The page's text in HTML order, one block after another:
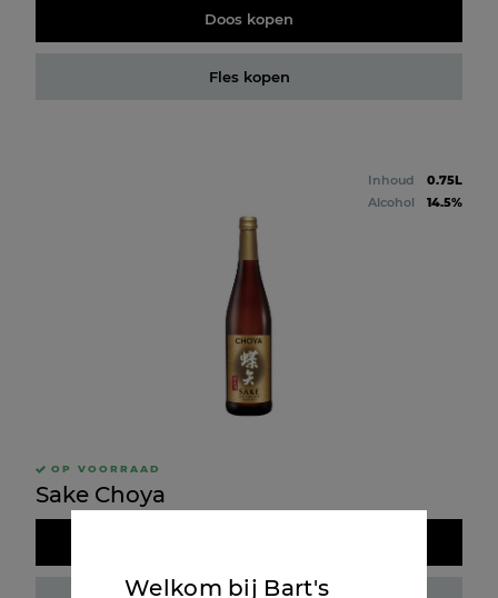
Doos kopen
Fles kopen
Inhoud
0.75L
Alcohol
14.5%
OP VOORRAAD
Sake Choya
Welkom bij Bart's